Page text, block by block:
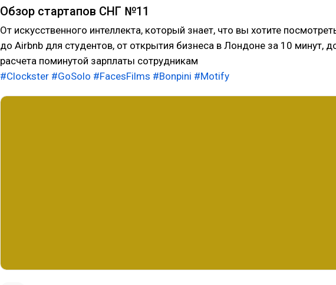
Обзор стартапов СНГ №11
От искусственного интеллекта, который знает, что вы хотите
до Airbnb для студентов, от открытия бизнеса в Лондоне за 10 минут,
расчета поминутой зарплаты сотрудникам
#Clockster #GoSolo #FacesFilms #Bonpini #Motify